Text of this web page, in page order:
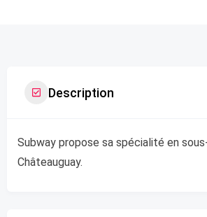
Description
Subway propose sa spécialité en
Châteauguay.